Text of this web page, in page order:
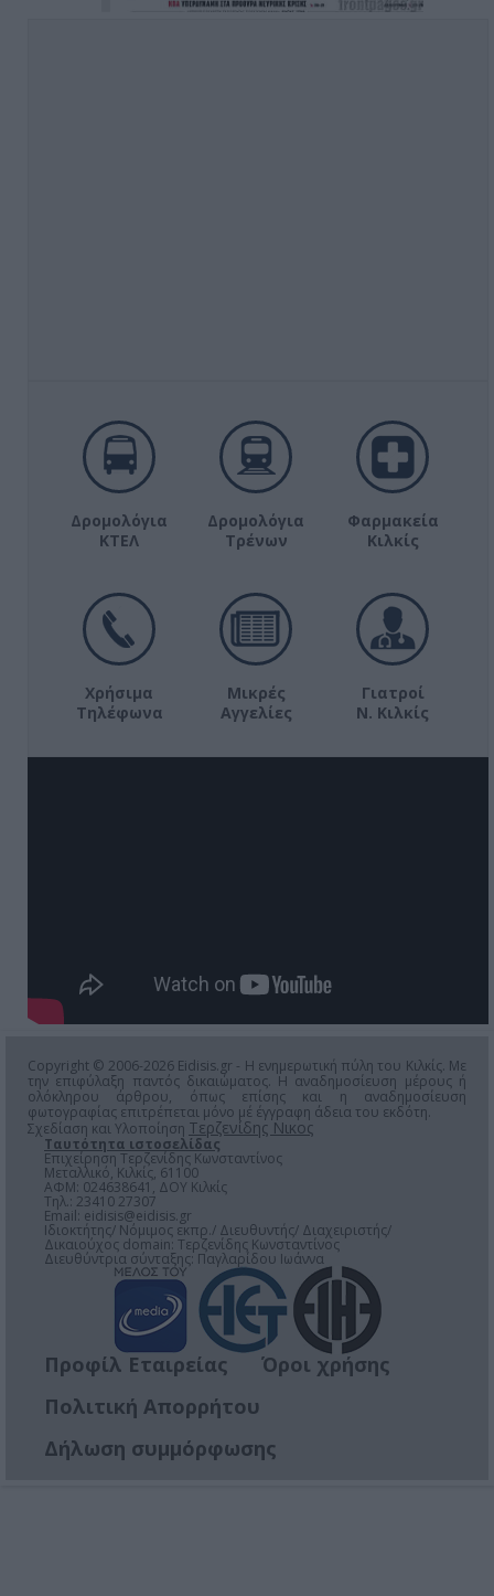
Δρομολόγια
ΚΤΕΛ
Δρομολόγια
Τρένων
Φαρμακεία
Κιλκίς
Χρήσιμα
Τηλέφωνα
Μικρές
Αγγελίες
Γιατροί
Ν. Κιλκίς
Copyright © 2006-2026 Eidisis.gr - Η ενημερωτική πύλη του Κιλκίς. Με
την επιφύλαξη παντός δικαιώματος. Η αναδημοσίευση μέρους ή
ολόκληρου άρθρου, όπως επίσης και η αναδημοσίευση
φωτογραφίας επιτρέπεται μόνο μέ έγγραφη άδεια του εκδότη.
Σχεδίαση και Υλοποίηση Τερζενίδης Νικος
Ταυτότητα ιστοσελίδας
Επιχείρηση Τερζενίδης Κωνσταντίνος
Μεταλλικό, Κιλκίς, 61100
ΑΦΜ: 024638641, ΔΟΥ Κιλκίς
Τηλ.: 23410 27307
Email: eidisis@eidisis.gr
Ιδιοκτήτης/ Νόμιμος εκπρ./ Διευθυντής/ Διαχειριστής/
Δικαιούχος domain: Τερζενίδης Κωνσταντίνος
Διευθύντρια σύνταξης: Παγλαρίδου Ιωάννα
Προφίλ Εταιρείας
Όροι χρήσης
Πολιτική Απορρήτου
Δήλωση συμμόρφωσης